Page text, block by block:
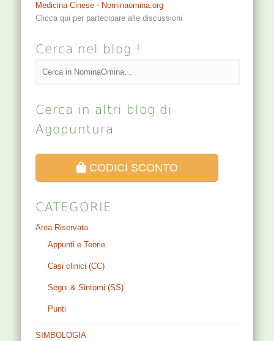
Medicina Cinese - Nominaomina.org
Clicca qui per partecipare alle discussioni
Cerca nel blog !
Cerca in altri blog di
Agopuntura
CODICI SCONTO
CATEGORIE
Area Riservata
Appunti e Teorie
Casi clinici (CC)
Segni & Sintomi (SS)
Punti
SIMBOLOGIA